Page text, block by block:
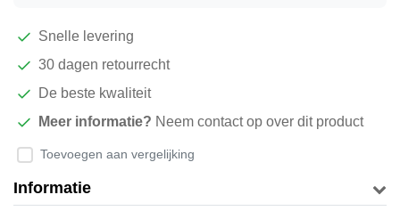
Snelle levering
30 dagen retourrecht
De beste kwaliteit
Meer informatie? Neem contact op over dit product
Toevoegen aan vergelijking
Informatie